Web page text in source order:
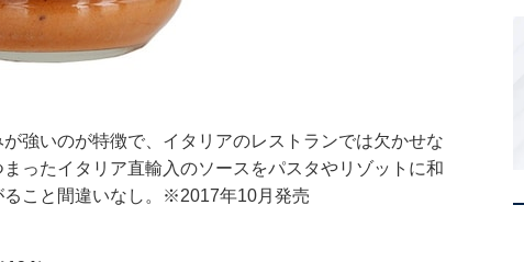
強いのが特徴で、イタリアのレストランでは欠かせな
ったイタリア直輸入のソースをパスタやリゾットに和
こと間違いなし。※2017年10月発売